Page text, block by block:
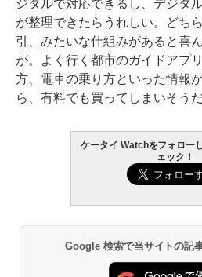
ジタルで対応できるし、デジタ
が整理できたらうれしい。どち
引、みたいな仕組みがあると喜
が。よく行く都市のガイドアプ
方、電車の乗り方といった情報
ら、有料でも買ってしまいそう
ケータイ Watchをフォロー
ェック！
Google 検索で当サイトの記